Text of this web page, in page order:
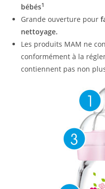
bébés1
Grande ouverture pour
nettoyage.
Les produits MAM ne
conformément à la
contiennent pas non